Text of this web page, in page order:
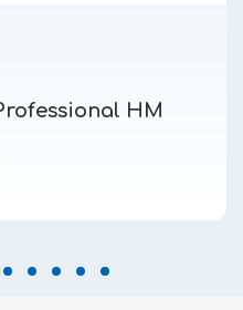
HM